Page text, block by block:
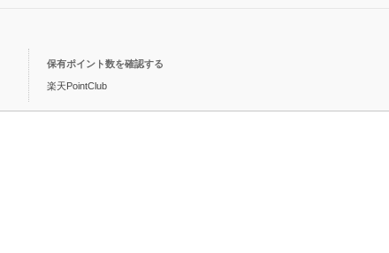
保有ポイント数を確認する
楽天PointClub